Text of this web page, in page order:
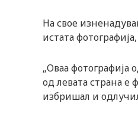
На свое
истата
„Оваа фотографија
од левата страна е
избришал и